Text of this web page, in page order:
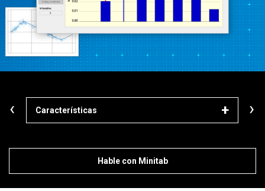
Características
‹ ›
Hable con Minitab